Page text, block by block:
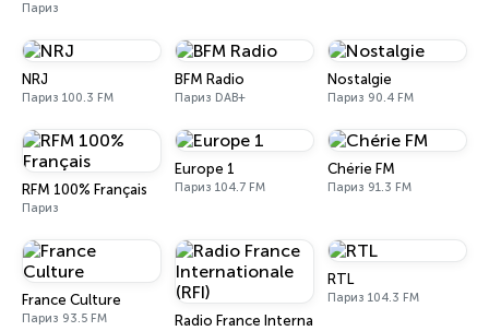
Париз
NRJ
Париз 100.3 FM
BFM Radio
Париз DAB+
Nostalgie
Париз 90.4 FM
RFM 100% Français
Париз
Europe 1
Париз 104.7 FM
Chérie FM
Париз 91.3 FM
France Culture
Париз 93.5 FM Radio France Internationale (RFI)
RTL
Париз 104.3 FM